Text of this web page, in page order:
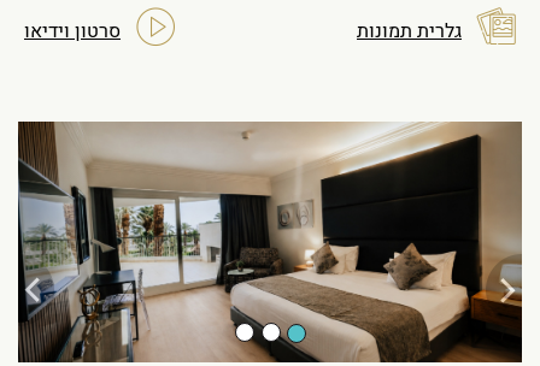
גלרית תמונות סרטון וידיאו
Previous
Next